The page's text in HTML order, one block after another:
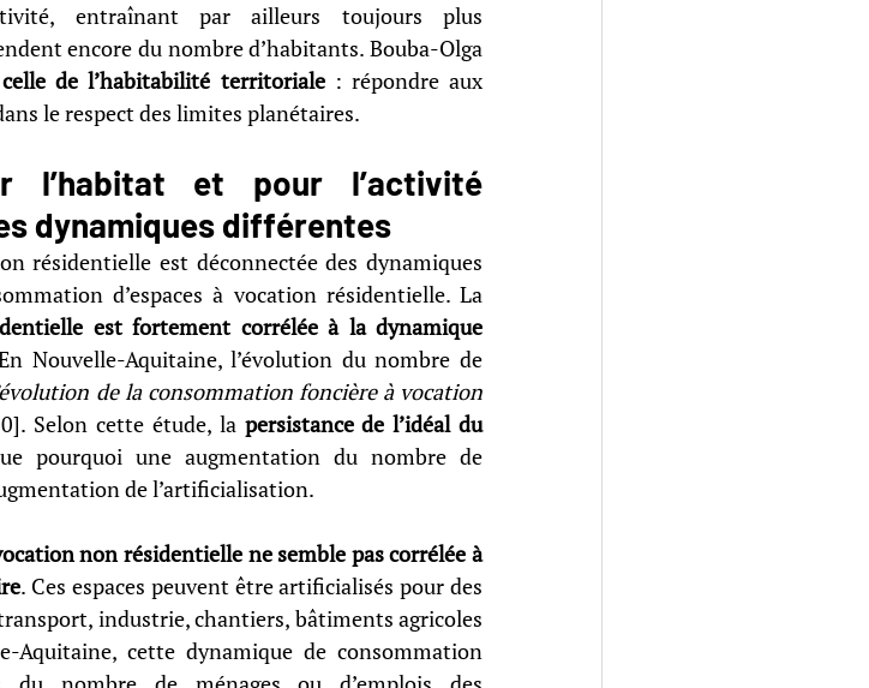
entraînant par ailleurs toujours plus
encore du nombre d’habitants. Bouba-Olga
de l’habitabilité territoriale : répondre aux
le respect des limites planétaires.
l’habitat et pour l’activité
dynamiques différentes
résidentielle est déconnectée des dynamiques
est fortement corrélée à la dynamique
Nouvelle-Aquitaine, l’évolution du nombre de
de la consommation foncière à vocation
Selon cette étude, la persistance de l’idéal du
pourquoi une augmentation du nombre de
de l’artificialisation.
non résidentielle ne semble pas corrélée à
. Ces espaces peuvent être artificialisés pour des
industrie, chantiers, bâtiments agricoles
Aquitaine, cette dynamique de consommation